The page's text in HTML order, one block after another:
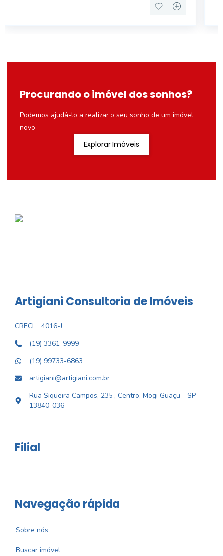
Procurando o imóvel dos sonhos?
Podemos ajudá-lo a realizar o seu sonho de um imóvel
novo
Explorar Imóveis
Artigiani Consultoria de Imóveis
CRECI
4016-J
(19) 3361-9999
(19) 99733-6863
artigiani@artigiani.com.br
Rua Siqueira Campos, 235 , Centro, Mogi Guaçu - SP -
13840-036
Filial
Navegação rápida
Sobre nós
Buscar imóvel